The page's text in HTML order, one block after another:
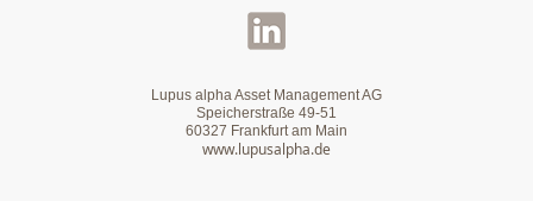
Lupus alpha Asset Management AG
Speicherstraße 49-51
60327 Frankfurt am Main
www.lupusalpha.de